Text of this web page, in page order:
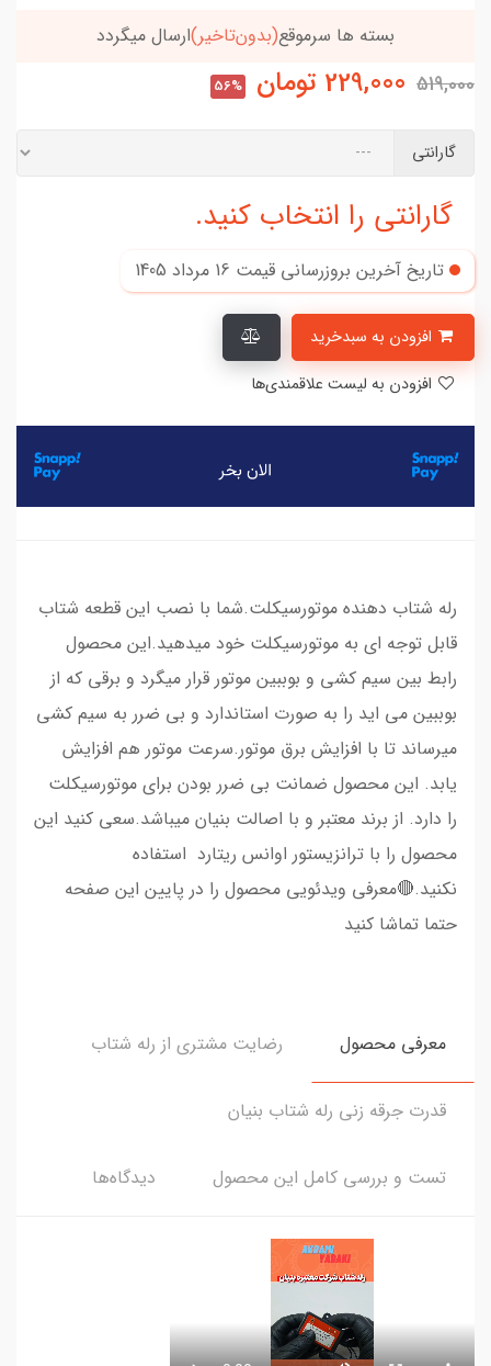
بسته ها سرموقع(بدون‌تاخیر)ارسال میگردد
519,000
229,000 تومان 56%
گارانتی
گارانتی را انتخاب کنید.
تاریخ آخرین بروزرسانی قیمت 16 مرداد 1405
رله شتاب دهنده موتورسیکلت.شما با نصب این قطعه شتاب
قابل توجه ای به موتورسیکلت خود میدهید.این محصول
رابط بین سیم کشی و بوببین موتور قرار میگرد و برقی که از
بوببین می اید را به صورت استاندارد و بی ضرر به سیم کشی
میرساند تا با افزایش برق موتور.سرعت موتور هم افزایش
یابد. این محصول ضمانت بی ضرر بودن برای موتورسیکلت
را دارد. از برند معتبر و با اصالت بنیان میباشد.سعی کنید این
محصول را با ترانزیستور اوانس ریتارد استفاده
نکنید.🔴معرفی ویدئویی محصول را در پایین این صفحه
حتما تماشا کنید
معرفی محصول رضایت مشتری از رله شتاب
قدرت جرقه زنی رله شتاب بنیان
تست و بررسی کامل این محصول دیدگاه‌ها